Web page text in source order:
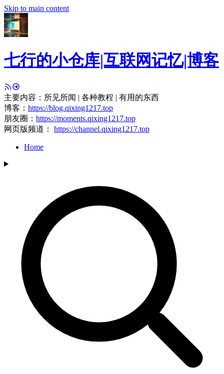
Skip to main content
七行的小仓库|互联网记忆|博客
主要内容：所见所闻 | 各种教程 | 有用的东西
博客： https://blog.qixing1217.top
朋友圈： https://moments.qixing1217.top
网页版频道： https://channel.qixing1217.top
Home